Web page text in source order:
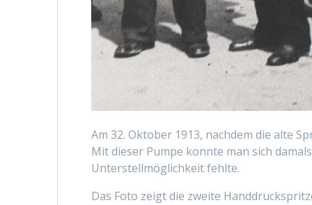
Am 32. Oktober 1913, nachdem die alte
Mit dieser Pumpe konnte man sich
Unterstellmöglichkeit fehlte.
Das Foto zeigt die zweite